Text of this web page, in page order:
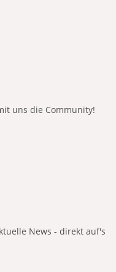
uns die Community!
News - direkt auf's